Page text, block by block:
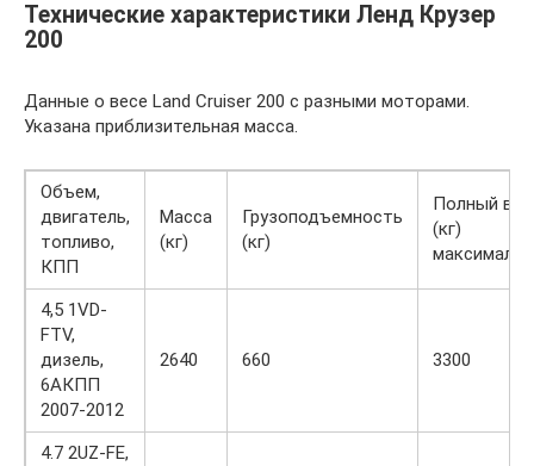
Технические характеристики Ленд Крузер
200
Данные о весе Land Cruiser 200 c разными моторами.
Указана приблизительная масса.
Объем,
двигатель,
топливо,
КПП
Масса
(кг)
Грузоподъемность
(кг)
Полный вес
(кг)
4,5 1VD-
FTV,
дизель,
6АКПП
2007-2012
2640 660 3300
4.7 2UZ-FE,